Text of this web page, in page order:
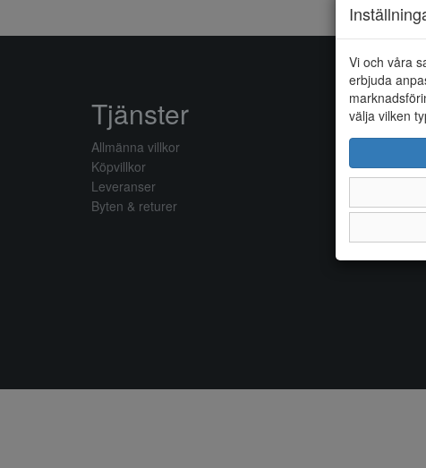
Vi och våra
erbjuda
välja vilken
Tjänster
Allmänna villkor
Köpvillkor
Leveranser
Byten & returer